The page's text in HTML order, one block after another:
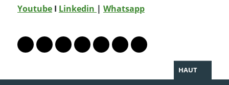
Youtube I Linkedin | Whatsapp
Lien vers le profil Mastodon
Lien vers le profil Bluesky
Lien vers le profil Instagram
Lien vers le profil Linkedin
Lien vers le profil Facebook
Lien vers le profil Twitter
Partager par WhatsApp
HAUT